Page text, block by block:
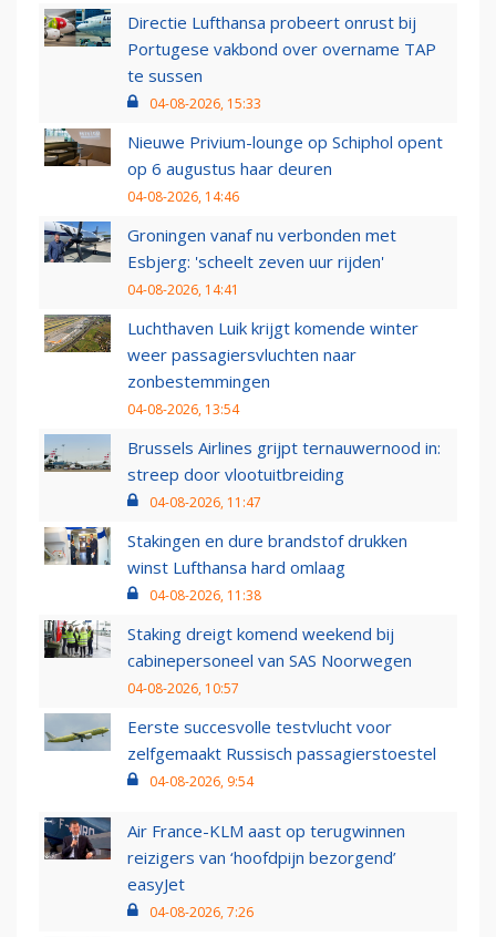
Directie Lufthansa probeert onrust bij
Portugese vakbond over overname TAP
te sussen
04-08-2026, 15:33
Nieuwe Privium-lounge op Schiphol opent
op 6 augustus haar deuren
04-08-2026, 14:46
Groningen vanaf nu verbonden met
Esbjerg: 'scheelt zeven uur rijden'
04-08-2026, 14:41
Luchthaven Luik krijgt komende winter
weer passagiersvluchten naar
zonbestemmingen
04-08-2026, 13:54
Brussels Airlines grijpt ternauwernood in:
streep door vlootuitbreiding
04-08-2026, 11:47
Stakingen en dure brandstof drukken
winst Lufthansa hard omlaag
04-08-2026, 11:38
Staking dreigt komend weekend bij
cabinepersoneel van SAS Noorwegen
04-08-2026, 10:57
Eerste succesvolle testvlucht voor
zelfgemaakt Russisch passagierstoestel
04-08-2026, 9:54
Air France-KLM aast op terugwinnen
reizigers van ‘hoofdpijn bezorgend’
easyJet
04-08-2026, 7:26